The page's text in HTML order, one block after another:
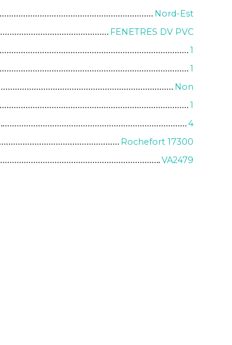
Nord-Est
FENETRES DV PVC
1
1
Non
1
4
Rochefort 17300
VA2479